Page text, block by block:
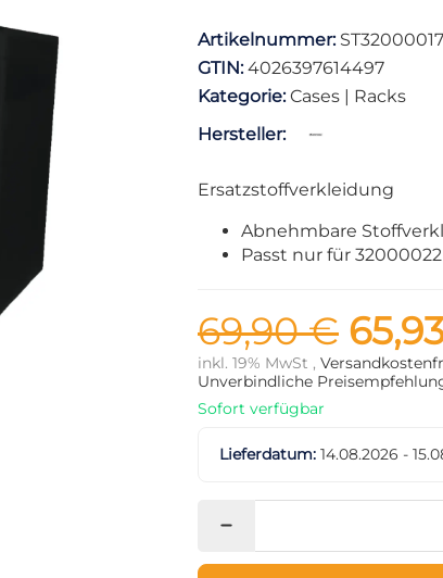
Artikelnummer: ST32000017
GTIN:4026397614497
Kategorie:Cases | Racks
Hersteller:
Ersatzstoffverkleidung
Abnehmbare
Passt nur für
69,90 €
inkl. 19% MwSt ,
Unverbindliche
Sofort verfügbar
Lieferdatum: 14.08.2026 -